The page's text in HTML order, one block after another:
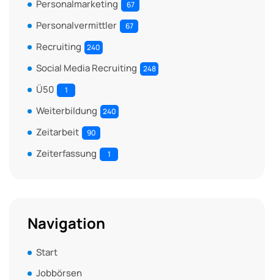
Personalmarketing 67
Personalvermittler 67
Recruiting 240
Social Media Recruiting 248
Ü50 1
Weiterbildung 240
Zeitarbeit 90
Zeiterfassung 1
Navigation
Start
Jobbörsen